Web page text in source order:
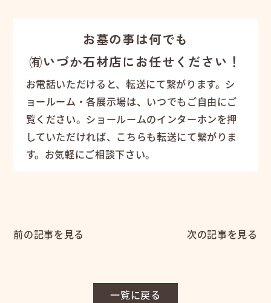
お墓の事は何でも
㈲いづか石材店にお任せください！
お電話いただけると、転送にて繋がります。シ
ョールーム・各展示場は、いつでもご自由にご
覧ください。ショールームのインターホンを押
していただければ、こちらも転送にて繋がりま
す。お気軽にご相談下さい。
前の記事を見る
一覧に戻る
次の記事を見る